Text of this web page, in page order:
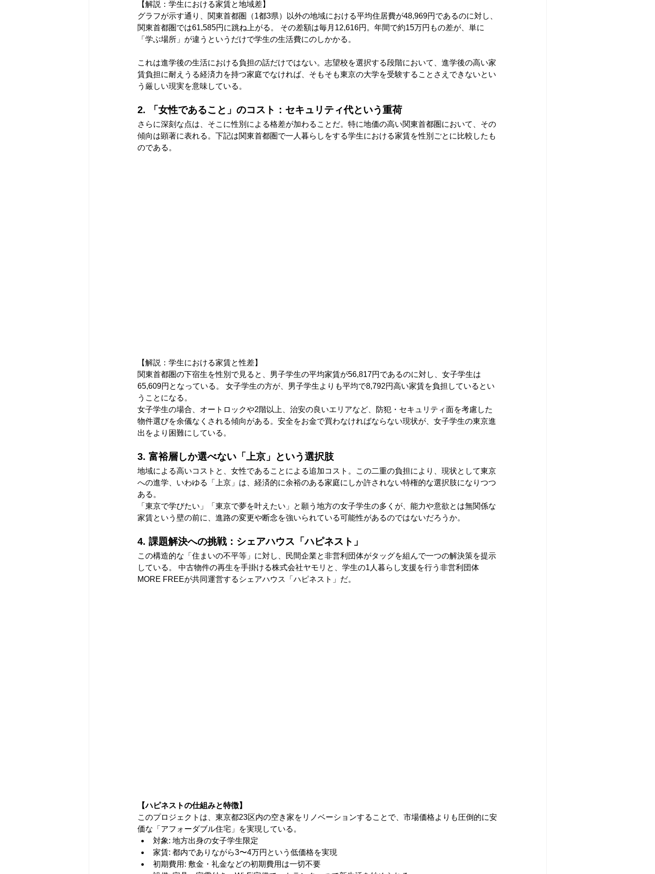
【解説：学生における家賃と地域差】
グラフが示す通り、関東首都圏（1都3県）以外の地域における平均住居費が48,969円であるのに対し、
関東首都圏では61,585円に跳ね上がる。 その差額は毎月12,616円。年間で約15万円もの差が、単に
「学ぶ場所」が違うというだけで学生の生活費にのしかかる。
これは進学後の生活における負担の話だけではない。志望校を選択する段階において、進学後の高い家
賃負担に耐えうる経済力を持つ家庭でなければ、そもそも東京の大学を受験することさえできないとい
う厳しい現実を意味している。
2. 「女性であること」のコスト：セキュリティ代という重荷
さらに深刻な点は、そこに性別による格差が加わることだ。特に地価の高い関東首都圏において、その
傾向は顕著に表れる。下記は関東首都圏で一人暮らしをする学生における家賃を性別ごとに比較したも
のである。
【解説：学生における家賃と性差】
関東首都圏の下宿生を性別で見ると、男子学生の平均家賃が56,817円であるのに対し、女子学生は
65,609円となっている。 女子学生の方が、男子学生よりも平均で8,792円高い家賃を負担しているとい
うことになる。
女子学生の場合、オートロックや2階以上、治安の良いエリアなど、防犯・セキュリティ面を考慮した
物件選びを余儀なくされる傾向がある。安全をお金で買わなければならない現状が、女子学生の東京進
出をより困難にしている。
3. 富裕層しか選べない「上京」という選択肢
地域による高いコストと、女性であることによる追加コスト。この二重の負担により、現状として東京
への進学、いわゆる「上京」は、経済的に余裕のある家庭にしか許されない特権的な選択肢になりつつ
ある。
「東京で学びたい」「東京で夢を叶えたい」と願う地方の女子学生の多くが、能力や意欲とは無関係な
家賃という壁の前に、進路の変更や断念を強いられている可能性があるのではないだろうか。
4. 課題解決への挑戦：シェアハウス「ハピネスト」
この構造的な「住まいの不平等」に対し、民間企業と非営利団体がタッグを組んで一つの解決策を提示
している。 中古物件の再生を手掛ける株式会社ヤモリと、学生の1人暮らし支援を行う非営利団体
MORE FREEが共同運営するシェアハウス「ハピネスト」だ。
【ハピネストの仕組みと特徴】
このプロジェクトは、東京都23区内の空き家をリノベーションすることで、市場価格よりも圧倒的に安
価な「アフォーダブル住宅」を実現している。
対象: 地方出身の女子学生限定
家賃: 都内でありながら3〜4万円という低価格を実現
初期費用: 敷金・礼金などの初期費用は一切不要